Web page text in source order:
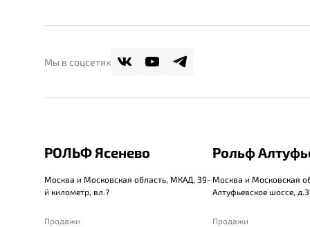
Мы в соцсетях
РОЛЬФ Ясенево
Москва и Московская область, МКАД, 39-
й километр, вл.7
Продажи
Рольф
Москва и Московская
Алтуфьевское шоссе,
Продажи